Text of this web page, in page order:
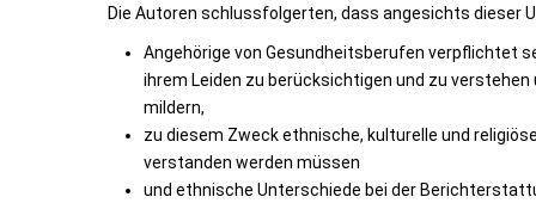
Die Autoren schlussfolgerten, dass angesichts dieser
Angehörige von Gesundheitsberufen verpflichtet
ihrem Leiden zu berücksichtigen und zu
mildern,
zu diesem Zweck ethnische, kulturelle und
verstanden werden müssen
und ethnische Unterschiede bei der